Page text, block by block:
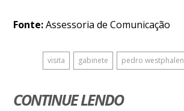
Fonte:Assessoria de Comunicação
visita gabinete pedro westphalen
CONTINUE LENDO